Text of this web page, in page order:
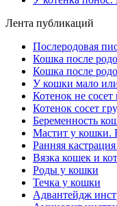
Лента публикаций
Послеродовая
Кошка после
Кошка после
У кошки мало
Котенок не сосет
Котенок сосет
Беременность
Мастит у кошки.
Ранняя
Вязка кошек и
Роды у кошки
Течка у кошки
Адвантейдж